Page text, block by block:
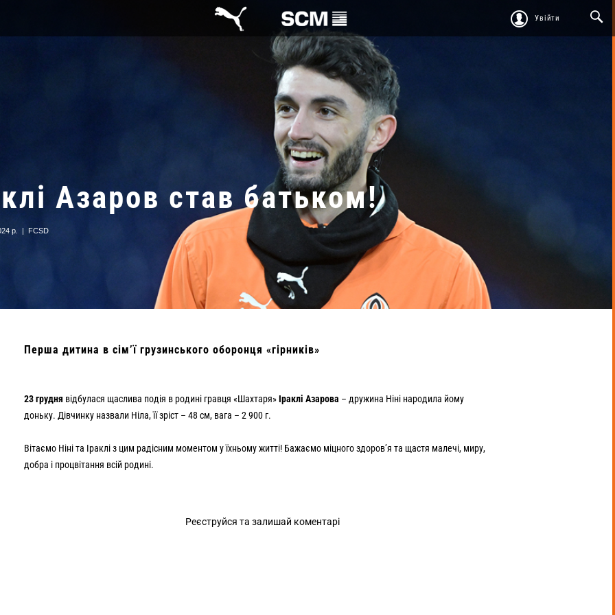
Увійти
Азаров став батьком!
р. | FCSD
Перша дитина в сімʼї грузинського оборонця «гірників»
23 грудня відбулася щаслива подія в родині гравця «Шахтаря»Іраклі Азарова – дружина Ніні народила йому
доньку. Дівчинку назвали Ніла, її зріст – 48 см, вага – 2 900 г.
Вітаємо Ніні та Іраклі з цим радісним моментом у їхньому житті! Бажаємо міцного здоров’я та щастя малечі, миру,
добра і процвітання всій родині.